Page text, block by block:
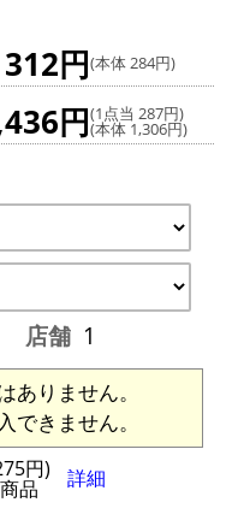
312円(本体 284円)
円(1点当 287円)
(本体 1,306円)
店舗 1
ありません。
できません。
円)
品 詳細